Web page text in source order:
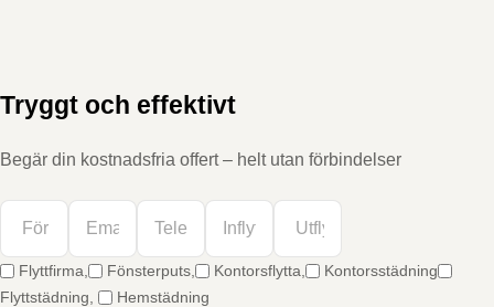
Tryggt och effektivt
Begär din kostnadsfria offert – helt utan förbindelser
Flyttfirma, Fönsterputs, Kontorsflytta,
Kontorsstädning
Flyttstädning,
Hemstädning